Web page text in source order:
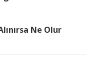
Ne Olur